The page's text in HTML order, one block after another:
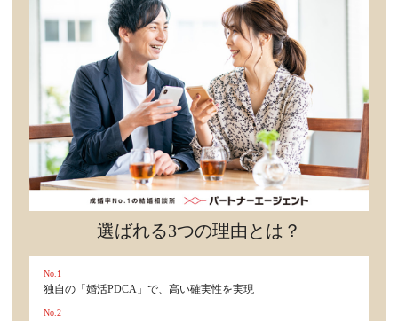
心の処方箋
カルチャー・トレンド・芸能
驚き
選ばれる3つの理由とは？
No.1
独自の「婚活PDCA」で、高い確実性を実現
No.2